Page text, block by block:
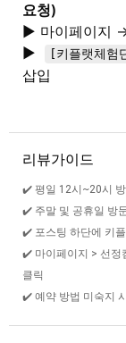
요청)
▶️ 마이페이지
▶️
[키플랫체
삽입
리뷰가이드
✔️ 평일 12시~20시
✔️ 주말 및 공휴일 방
✔️ 포스팅 하단에 키
✔️ 마이페이지 > 선정
클릭
✔️ 예약 방법 미숙지